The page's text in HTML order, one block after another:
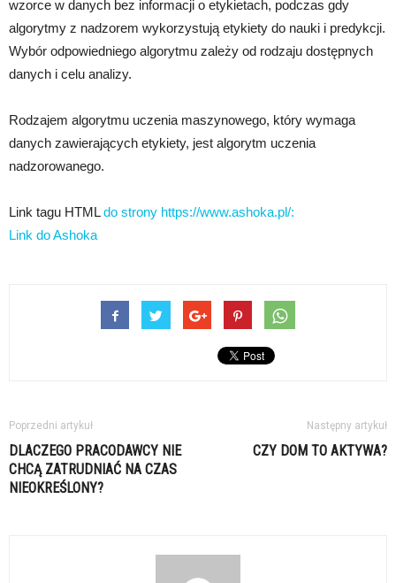
wzorce w danych bez informacji o etykietach, podczas gdy
algorytmy z nadzorem wykorzystują etykiety do nauki i predykcji.
Wybór odpowiedniego algorytmu zależy od rodzaju dostępnych
danych i celu analizy.
Rodzajem algorytmu uczenia maszynowego, który wymaga
danych zawierających etykiety, jest algorytm uczenia
nadzorowanego.
Link tagu HTMLdo strony https://www.ashoka.pl/:
Link do Ashoka
Poprzedni artykuł
DLACZEGO PRACODAWCY NIE
CHCĄ ZATRUDNIAĆ NA CZAS
NIEOKREŚLONY?
Następny artykuł
CZY DOM TO AKTYWA?